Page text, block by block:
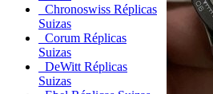
Chronoswiss Réplicas
Suizas
Corum Réplicas
Suizas
DeWitt Réplicas
Suizas